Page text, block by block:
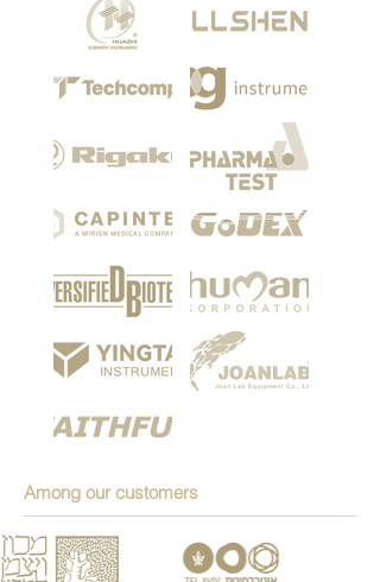
Among our customers